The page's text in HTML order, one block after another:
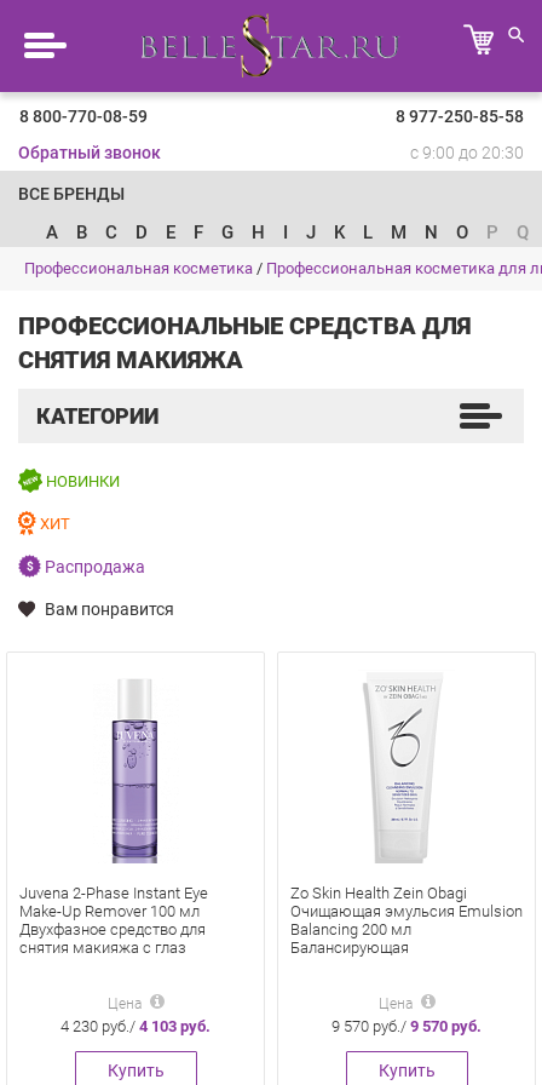
8 800-770-08-59
8 977-250-85-58
Обратный звонок
с 9:00 до 20:30
ВСЕ БРЕНДЫ
A B C D E F G H I J K L M N O P Q
Профессиональная косметика / Профессиональная косметика для
ПРОФЕССИОНАЛЬНЫЕ СРЕДСТВА ДЛЯ
СНЯТИЯ МАКИЯЖА
КАТЕГОРИИ
НОВИНКИ
ХИТ
Распродажа
Вам понравится
Juvena 2-Phase Instant Eye
Make-Up Remover 100 мл
Двухфазное средство для
снятия макияжа с глаз
Цена
4 230 руб./ 4 103 руб.
Купить
Zo Skin Health Zein Obagi
Очищающая эмульсия Emulsion
Balancing 200 мл
Балансирующая
Цена
9 570 руб./ 9 570 руб.
Купить